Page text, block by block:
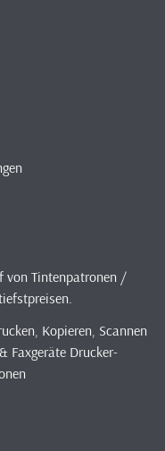
von Tintenpatronen /
Kopieren, Scannen
Faxgeräte Drucker-